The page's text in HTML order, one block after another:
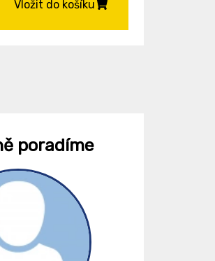
Vložit do košíku
poradíme